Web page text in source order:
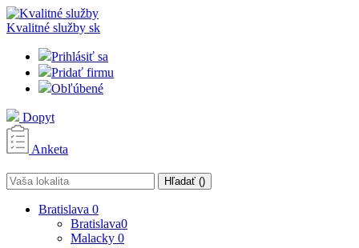
Kvalitné služby sk
Prihlásiť sa
Pridať firmu
Obľúbené
Dopyt
Anketa
Hľadať ()
Bratislava 0
Bratislava0
Malacky 0